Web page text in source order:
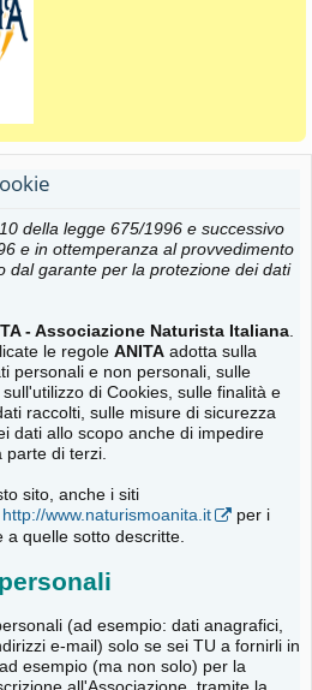
della legge 675/1996 e successivo
e in ottemperanza al provvedimento
dal garante per la protezione dei dati
- Associazione Naturista Italiana.
le regole ANITA adotta sulla
personali e non personali, sulle
di Cookies, sulle finalità e
raccolti, sulle misure di sicurezza
dati allo scopo anche di impedire
parte di terzi.
sito, anche i siti
http://www.naturismoanita.it
per i
a quelle sotto descritte.
(ad esempio: dati anagrafici,
e-mail) solo se sei TU a fornirli in
esempio (ma non solo) per la